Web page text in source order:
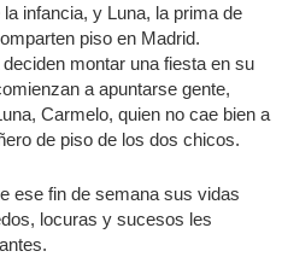
infancia, y Luna, la prima de
piso en Madrid.
montar una fiesta en su
a apuntarse gente,
Carmelo, quien no cae bien a
de piso de los dos chicos.
ese fin de semana sus vidas
locuras y sucesos les